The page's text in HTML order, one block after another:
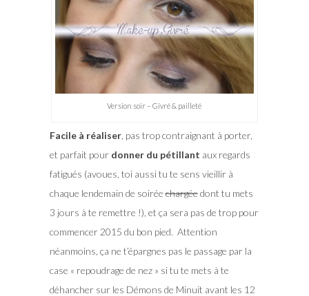
Version soir – Givré & pailleté
Facile à réaliser, pas trop contraignant à porter,
et parfait pour donner du pétillant aux regards
fatigués (avoues, toi aussi tu te sens vieillir à
chaque lendemain de soiréechargéedont tu mets
3 jours à te remettre !), et ça sera pas de trop pour
commencer 2015 du bon pied. Attention
néanmoins, ça ne t’épargnes pas le passage par la
case « repoudrage de nez » si tu te mets à te
déhancher sur les Démons de Minuit avant les 12